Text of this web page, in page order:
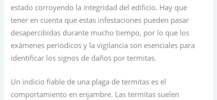
estado corroyendo la integridad del edificio. Hay que
tener en cuenta que estas infestaciones pueden pasar
desapercibidas durante mucho tiempo, por lo que los
exámenes periódicos y la vigilancia son esenciales para
identificar los signos de daños por termitas.
Un indicio fiable de una plaga de termitas es el
comportamiento en enjambre. Las termitas suelen